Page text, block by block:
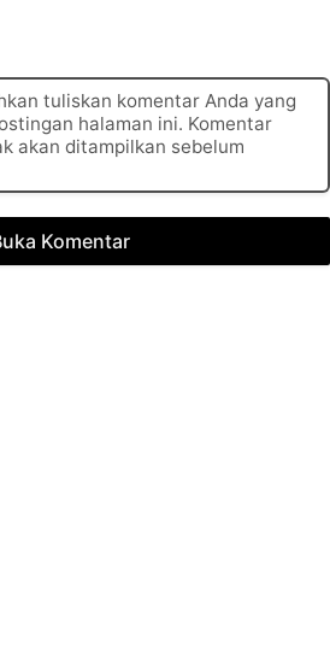
tuliskan komentar Anda yang
halaman ini. Komentar
akan ditampilkan sebelum
Komentar